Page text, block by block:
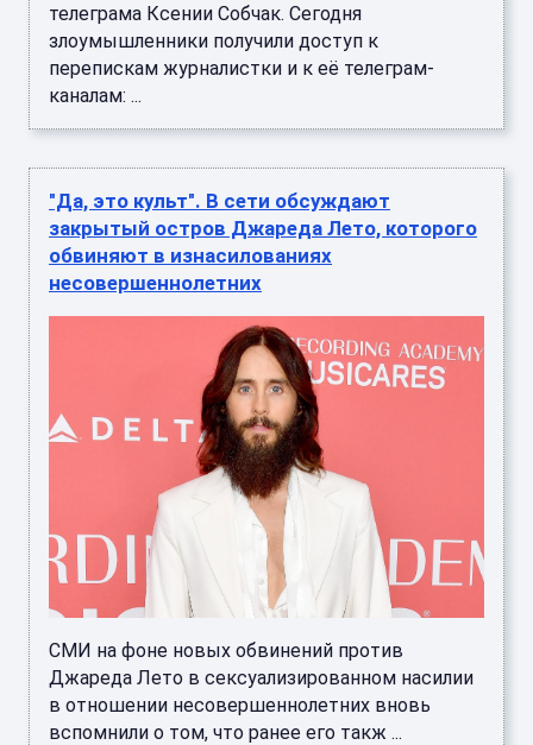
телеграма Ксении Собчак. Сегодня
злоумышленники получили доступ к
перепискам журналистки и к её телеграм-
каналам: ...
"Да, это культ". В сети обсуждают
закрытый остров Джареда Лето, которого
обвиняют в изнасилованиях
несовершеннолетних
СМИ на фоне новых обвинений против
Джареда Лето в сексуализированном насилии
в отношении несовершеннолетних вновь
вспомнили о том, что ранее его такж ...